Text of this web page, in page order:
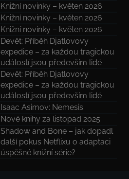
Knižní novinky – květen 2026
Knižní novinky – květen 2026
Knižní novinky – květen 2026
Devět: Příběh Djatlovovy
expedice – za každou tragickou
událostí jsou především lidé
Devět: Příběh Djatlovovy
expedice – za každou tragickou
událostí jsou především lidé
Isaac Asimov: Nemesis
Nové knihy za listopad 2025
Shadow and Bone – jak dopadl
další pokus Netflixu o adaptaci
úspěšné knižní série?